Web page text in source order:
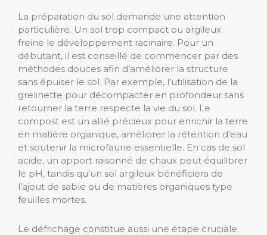
La préparation du sol demande une attention
particulière. Un sol trop compact ou argileux
freine le développement racinaire. Pour un
débutant, il est conseillé de commencer par des
méthodes douces afin d’améliorer la structure
sans épuiser le sol. Par exemple, l’utilisation de la
grelinette pour décompacter en profondeur sans
retourner la terre respecte la vie du sol. Le
compost est un allié précieux pour enrichir la terre
en matière organique, améliorer la rétention d’eau
et soutenir la microfaune essentielle. En cas de sol
acide, un apport raisonné de chaux peut équilibrer
le pH, tandis qu’un sol argileux bénéficiera de
l’ajout de sable ou de matières organiques type
feuilles mortes.
Le défrichage constitue aussi une étape cruciale.